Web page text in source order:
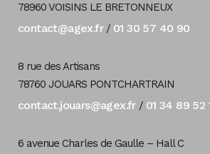
78960 VOISINS LE BRETONNEUX
contact@agex.fr/ 01 30 57 40 90
8 rue des Artisans
78760 JOUARS PONTCHARTRAIN
contact.jouars@agex.fr/ 01 34 89 52
6 avenue Charles de Gaulle – Hall C